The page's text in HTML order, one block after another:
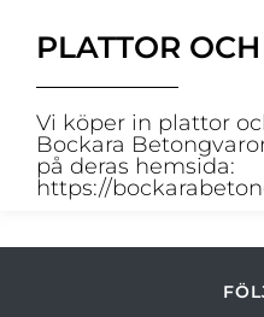
PLATTOR
Vi köper in plattor
Bockara
på deras hemsida:
https://